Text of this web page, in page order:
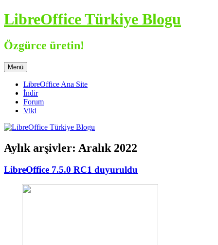
İçeriğe
atla
LibreOffice Türkiye Blogu
Özgürce üretin!
Menü
LibreOffice Ana Site
İndir
Forum
Viki
Aylık arşivler: Aralık 2022
LibreOffice 7.5.0 RC1 duyuruldu